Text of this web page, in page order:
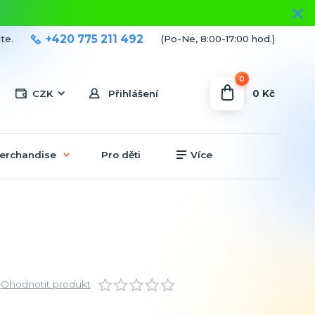
CZK Přihlášení
+420 775 211 492 (Po-Ne, 8:00-17:00 hod.)
0
0 Kč
Pro děti Více
Ohodnotit produkt